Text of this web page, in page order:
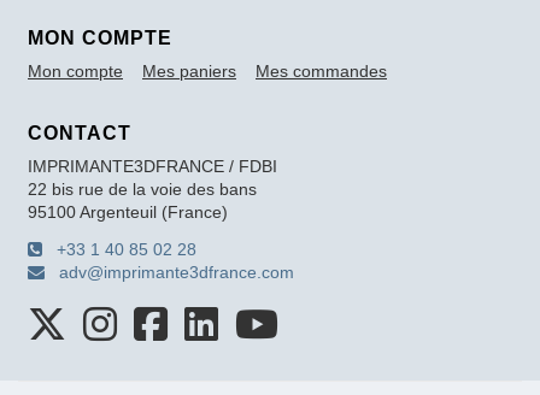
MON COMPTE
Mon compte Mes paniers Mes commandes
CONTACT
IMPRIMANTE3DFRANCE / FDBI
22 bis rue de la voie des bans
95100 Argenteuil (France)
+33 1 40 85 02 28
adv@imprimante3dfrance.com